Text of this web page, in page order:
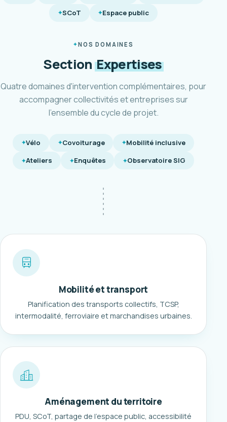
SCoT
Espace public
NOS DOMAINES
SectionExpertises
Quatre domaines d'intervention complémentaires, pour
accompagner collectivités et entreprises sur
l'ensemble du cycle de projet.
Vélo Covoiturage
Mobilité inclusive
Ateliers
Enquêtes Observatoire SIG
Mobilité et transport
Planification des transports collectifs, TCSP,
intermodalité, ferroviaire et marchandises urbaines.
Aménagement du territoire
PDU, SCoT, partage de l'espace public, accessibilité